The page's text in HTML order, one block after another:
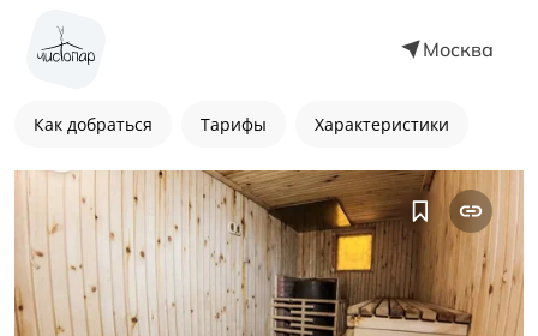
Москва
Как добраться Тарифы Характеристики